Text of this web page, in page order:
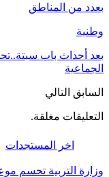
بعدد من المناطق
وطنية
بعد أحداث باب
الجماعية
السابق التالي
التعليقات مغلقة.
اخر المستجدات
وزارة التربية تحسم موعد